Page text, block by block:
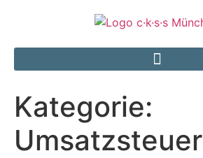
Kategorie:
Umsatzsteuer